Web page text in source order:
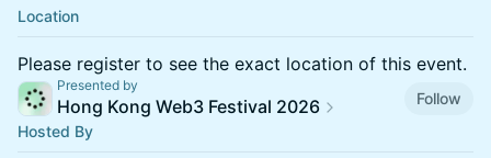
Location
Please register to see the exact location of this event.
Presented by
Hong Kong Web3 Festival 2026
Follow
Hosted By